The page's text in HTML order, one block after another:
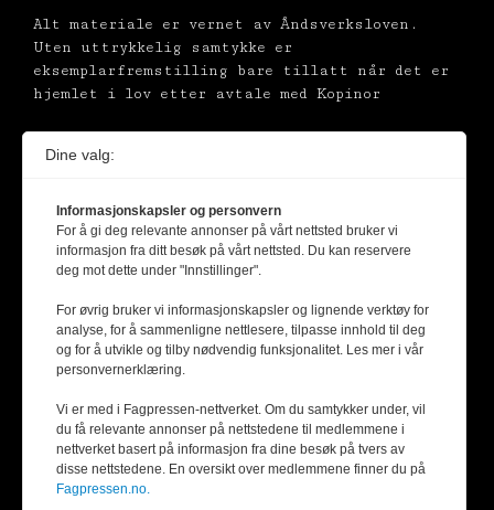
Alt materiale er vernet av Åndsverksloven.
Uten uttrykkelig samtykke er
eksemplarfremstilling bare tillatt når det er
hjemlet i lov etter avtale med Kopinor
Dine valg:
Informasjonskapsler og personvern
For å gi deg relevante annonser på vårt nettsted bruker vi
informasjon fra ditt besøk på vårt nettsted. Du kan reservere
deg mot dette under "Innstillinger".
For øvrig bruker vi informasjonskapsler og lignende verktøy for
analyse, for å sammenligne nettlesere, tilpasse innhold til deg
og for å utvikle og tilby nødvendig funksjonalitet. Les mer i vår
personvernerklæring.
Vi er med i Fagpressen-nettverket. Om du samtykker under, vil
du få relevante annonser på nettstedene til medlemmene i
nettverket basert på informasjon fra dine besøk på tvers av
disse nettstedene. En oversikt over medlemmene finner du på
Fagpressen.no.